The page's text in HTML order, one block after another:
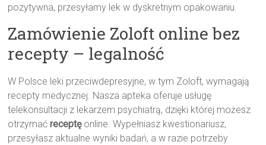
pozytywna, przesyłamy lek w dyskretnym opakowaniu.
Zamówienie Zoloft online bez
recepty – legalność
W Polsce leki przeciwdepresyjne, w tym Zoloft, wymagają
recepty medycznej. Nasza apteka oferuje usługę
telekonsultacji z lekarzem psychiatrą, dzięki której możesz
otrzymaćreceptęonline. Wypełniasz kwestionariusz,
przesyłasz aktualne wyniki badań, a w razie potrzeby